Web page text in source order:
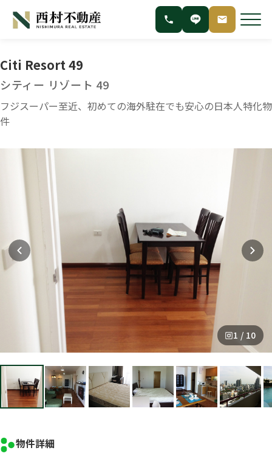
Citi Resort 49
シティー リゾート 49
フジスーパー至近、初めての海外駐在でも安心の日本人特化物
件
1 / 10
物件詳細